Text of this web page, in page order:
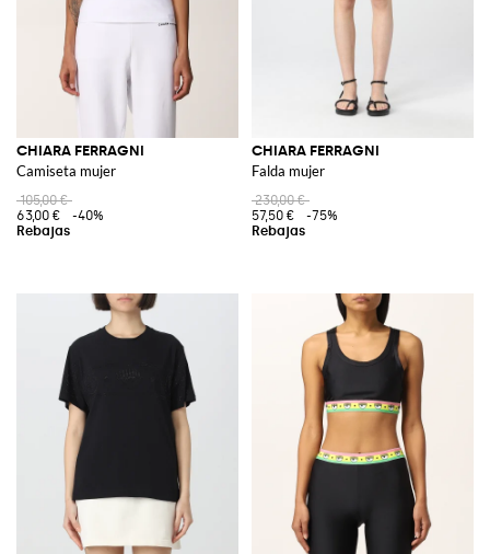
CHIARA FERRAGNI
Camiseta mujer
105,00 €
63,00 €
-40%
CHIARA FERRAGNI
Falda mujer
230,00 €
57,50 €
-75%